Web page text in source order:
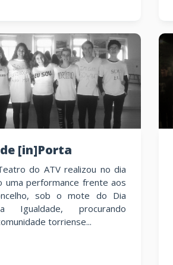
[in]Porta
do ATV realizou no dia
uma performance frente aos
sob o mote do Dia
Igualdade, procurando
torriense...